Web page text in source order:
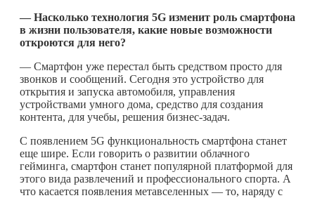
— Насколько технология 5G изменит роль смартфона
в жизни пользователя, какие новые возможности
откроются для него?
— Смартфон уже перестал быть средством просто для
звонков и сообщений. Сегодня это устройство для
открытия и запуска автомобиля, управления
устройствами умного дома, средство для создания
контента, для учебы, решения бизнес-задач.
С появлением 5G функциональность смартфона станет
еще шире. Если говорить о развитии облачного
гейминга, смартфон станет популярной платформой для
этого вида развлечений и профессионального спорта. А
что касается появления метавселенных — то, наряду с